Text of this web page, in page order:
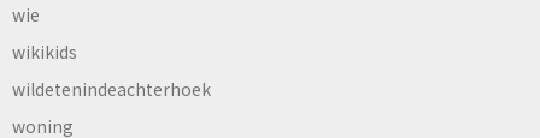
wie
wikikids
wildetenindeachterhoek
woning